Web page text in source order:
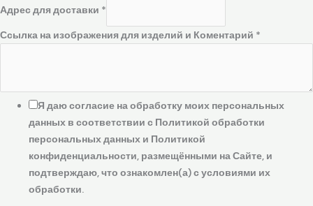
Адрес для доставки *
Ссылка на изображения для изделий и Коментарий *
Я даю согласие на обработку моих персональных
данных в соответствии с Политикой обработки
персональных данных и Политикой
конфиденциальности, размещёнными на Сайте, и
подтверждаю, что ознакомлен(а) с условиями их
обработки.